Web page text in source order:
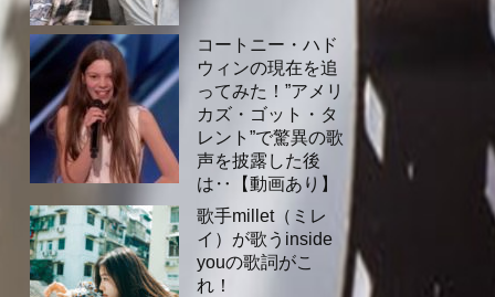
コートニー・ハド
ウィンの現在を追
ってみた！”アメリ
カズ・ゴット・タ
レント”で驚異の歌
声を披露した後
は‥【動画あり】
歌手millet（ミレ
イ）が歌うinside
youの歌詞がこ
れ！